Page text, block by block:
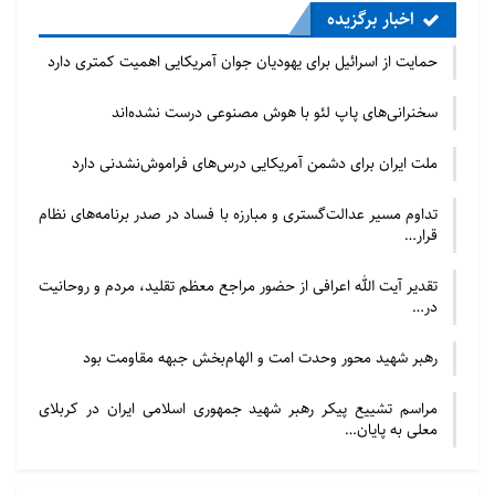
تاریخی است (بنگرید: المصنف – عبد الرزاق الصنعانی – ج
۷ – ص ۳۷۷؛ السنن الکبرى – أحمد بن الحسین البیهقی
– ج ۸ – ص ۳۱۸ – ۳۲۱؛ المصنف – ابن أبی شیبه
الکوفی – ج ۶ – ص ۵۰۳ – ۵۰۵).
شلاق مذکور در آیات – جلده – و سنّت رسول خدا (ص) –
ضربه – همان سوط در مذهب فقهی عطاء و شافعی و
دیگران نیست. در نگرش مذاهب فقهی مقصود از سوط
ابزاری تابیده شده از چرم یا ریسمان است که بر بدن مجرم
کوبیده می‌شود و اثر آن در پوست باقی می‌ماند لکن در
سنّـت رسول خدا (ص) که منبع و عیار تفسیر آیات اجرای
حدود هست نه تنها این مفهوم فقهی از سوط وجود ندارد
بلکه منابع حدیثی- فقهی تصریح دارند که این معنا و
مصداق از سوط از عصر خلیفه دوم در فقه رایج شده است.
در سنّت نبوی فرد مجرم را با شاخه خرما، عصای دستی،
اخبار برگزیده
حمایت از اسرائیل برای یهودیان جوان آمریکایی اهمیت کمتری دارد
سخنرانی‌های پاپ لئو با هوش مصنوعی درست نشده‌اند
ملت ایران برای دشمن آمریکایی درس‌های فراموش‌نشدنی دارد
تداوم مسیر عدالت‌گستری و مبارزه با فساد در صدر برنامه‌های نظام
قرار…
تقدیر آیت الله اعرافی از حضور مراجع معظم تقلید، مردم و روحانیت
در…
رهبر شهید محور وحدت امت و الهام‌بخش جبهه مقاومت بود
مراسم تشییع پیکر رهبر شهید جمهوری اسلامی ایران در کربلای
معلی به پایان…